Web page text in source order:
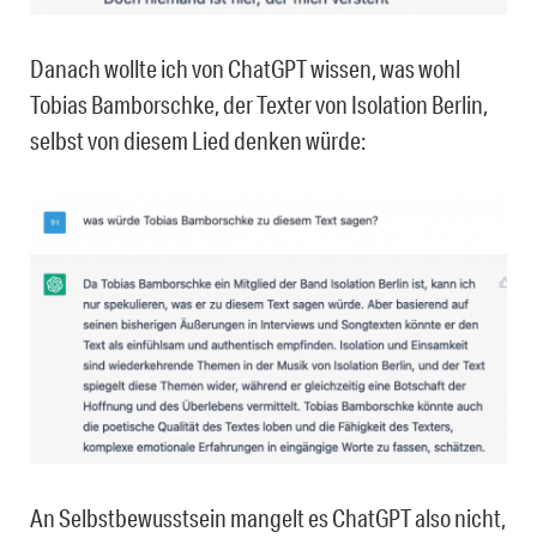
Danach wollte ich von ChatGPT wissen, was wohl
Tobias Bamborschke, der Texter von Isolation Berlin,
selbst von diesem Lied denken würde:
An Selbstbewusstsein mangelt es ChatGPT also nicht,